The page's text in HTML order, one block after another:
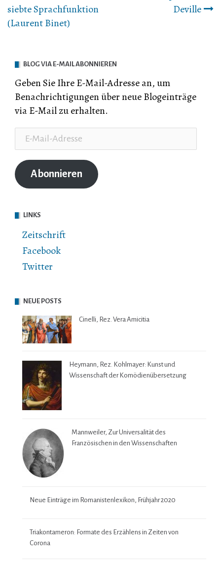
Navigation
siebte Sprachfunktion
(Laurent Binet)
Deville
BLOG VIA E-MAIL ABONNIEREN
Geben Sie Ihre E-Mail-Adresse an, um
Benachrichtigungen über neue Blogeinträge
via E-Mail zu erhalten.
Mail-
Adresse
Abonnieren
LINKS
Zeitschrift
Facebook
Twitter
NEUE POSTS
Cinelli, Rez. Vera Amicitia
Heymann, Rez. Kohlmayer: Kunst und
Wissenschaft der Komödienübersetzung
Mannweiler, Zur Universalität des
Französischen in den Wissenschaften
Neue Einträge im Romanistenlexikon, Frühjahr 2020
Triakontameron: Formate des Erzählens in Zeiten von
Corona